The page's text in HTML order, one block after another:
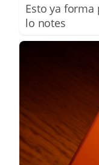
Esto ya forma
lo notes